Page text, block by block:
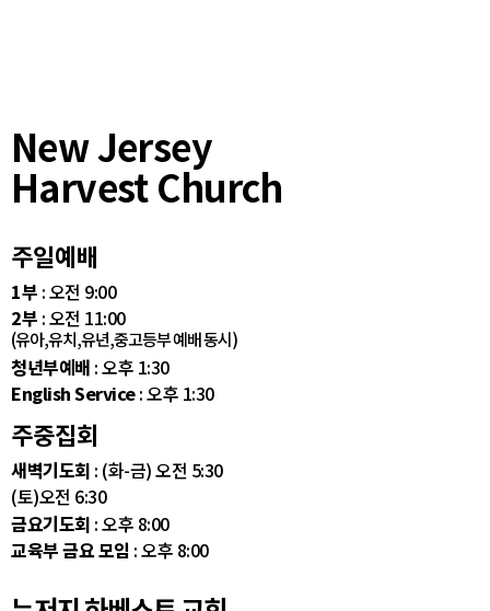
New Jersey
Harvest Church
주일예배
1부 : 오전 9:00
2부 : 오전 11:00
(유아,유치,유년,중고등부 예배 동시)
청년부예배 : 오후 1:30
English Service: 오후 1:30
주중집회
새벽기도회 : (화-금) 오전 5:30
(토)오전 6:30
금요기도회 : 오후 8:00
교육부 금요 모임 : 오후 8:00